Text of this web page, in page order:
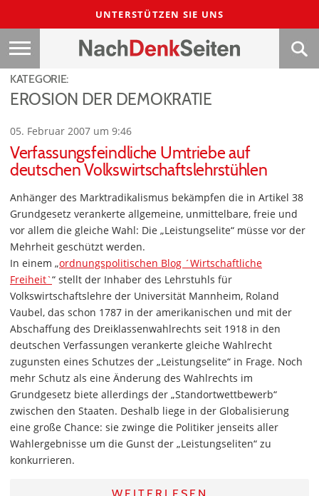
UNTERSTÜTZEN SIE UNS
KATEGORIE:
EROSION DER DEMOKRATIE
05. Februar 2007 um 9:46
Verfassungsfeindliche Umtriebe auf
deutschen Volkswirtschaftslehrstühlen
Anhänger des Marktradikalismus bekämpfen die in Artikel 38
Grundgesetz verankerte allgemeine, unmittelbare, freie und
vor allem die gleiche Wahl: Die „Leistungselite“ müsse vor der
Mehrheit geschützt werden.
In einem „ordnungspolitischen Blog ´Wirtschaftliche
Freiheit`“ stellt der Inhaber des Lehrstuhls für
Volkswirtschaftslehre der Universität Mannheim, Roland
Vaubel, das schon 1787 in der amerikanischen und mit der
Abschaffung des Dreiklassenwahlrechts seit 1918 in den
deutschen Verfassungen verankerte gleiche Wahlrecht
zugunsten eines Schutzes der „Leistungselite“ in Frage. Noch
mehr Schutz als eine Änderung des Wahlrechts im
Grundgesetz biete allerdings der „Standortwettbewerb“
zwischen den Staaten. Deshalb liege in der Globalisierung
eine große Chance: sie zwinge die Politiker jenseits aller
Wahlergebnisse um die Gunst der „Leistungseliten“ zu
konkurrieren.